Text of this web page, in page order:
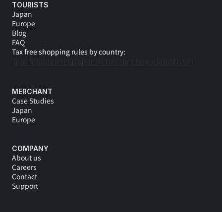
TOURISTS
Japan
Europe
Blog
FAQ
Tax free shopping rules by country:
MERCHANT
Case Studies
Japan
Europe
COMPANY
About us
Careers
Contact
Support